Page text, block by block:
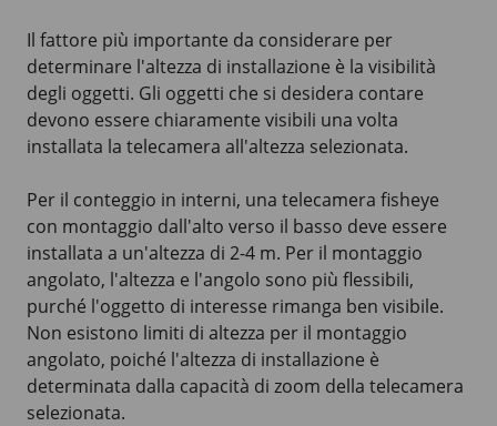
Il fattore più importante da considerare per
determinare l'altezza di installazione è la visibilità
degli oggetti. Gli oggetti che si desidera contare
devono essere chiaramente visibili una volta
installata la telecamera all'altezza selezionata.
Per il conteggio in interni, una telecamera fisheye
con montaggio dall'alto verso il basso deve essere
installata a un'altezza di 2-4 m. Per il montaggio
angolato, l'altezza e l'angolo sono più flessibili,
purché l'oggetto di interesse rimanga ben visibile.
Non esistono limiti di altezza per il montaggio
angolato, poiché l'altezza di installazione è
determinata dalla capacità di zoom della telecamera
selezionata.